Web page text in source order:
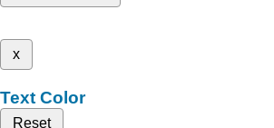
x
Text Color
Reset